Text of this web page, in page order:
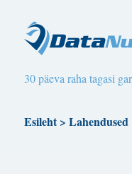
30 päeva raha tagasi
Esileht> Lahendused